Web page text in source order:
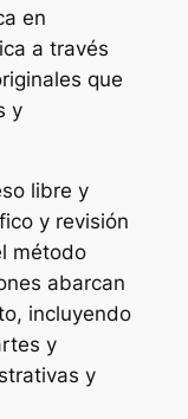
en
a través
que
y
libre y
y revisión
método
abarcan
incluyendo
y
y